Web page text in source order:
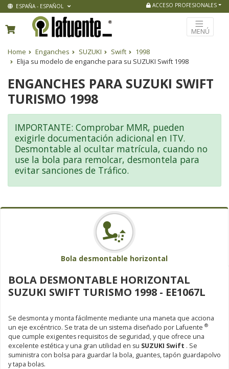
ESPAÑA - ESPAÑOL ACCESO PROFESIONALES
MENÚ
Home Enganches SUZUKI Swift
1998
Elija su modelo de enganche para su SUZUKI Swift 1998
ENGANCHES PARA SUZUKI SWIFT
TURISMO 1998
IMPORTANTE: Comprobar MMR, pueden
exigirle documentación adicional en ITV.
Desmontable al ocultar matrícula, cuando no
use la bola para remolcar, desmontela para
evitar sanciones de Tráfico.
Bola desmontable horizontal
BOLA DESMONTABLE HORIZONTAL
SUZUKI SWIFT TURISMO 1998 - EE1067L
Se desmonta y monta fácilmente mediante una maneta que acciona
un eje excéntrico. Se trata de un sistema diseñado por Lafuente ®
que cumple exigentes requisitos de seguridad, y que ofrece una
excelente estética y una gran utilidad en su SUZUKI Swift . Se
suministra con bolsa para guardar la bola, guantes, tapón guardapolvo
y tapa bolas.